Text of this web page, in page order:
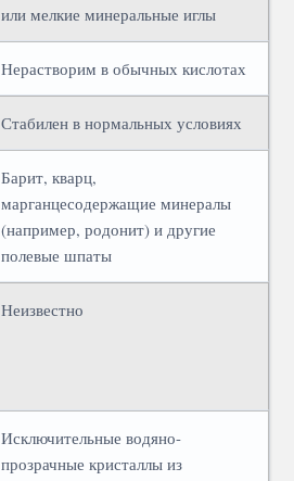
или мелкие минеральные иглы
Нерастворим в обычных кислотах
Стабилен в нормальных условиях
Барит, кварц,
марганцесодержащие минералы
(например, родонит) и другие
полевые шпаты
Неизвестно
Исключительные водяно-
прозрачные кристаллы из